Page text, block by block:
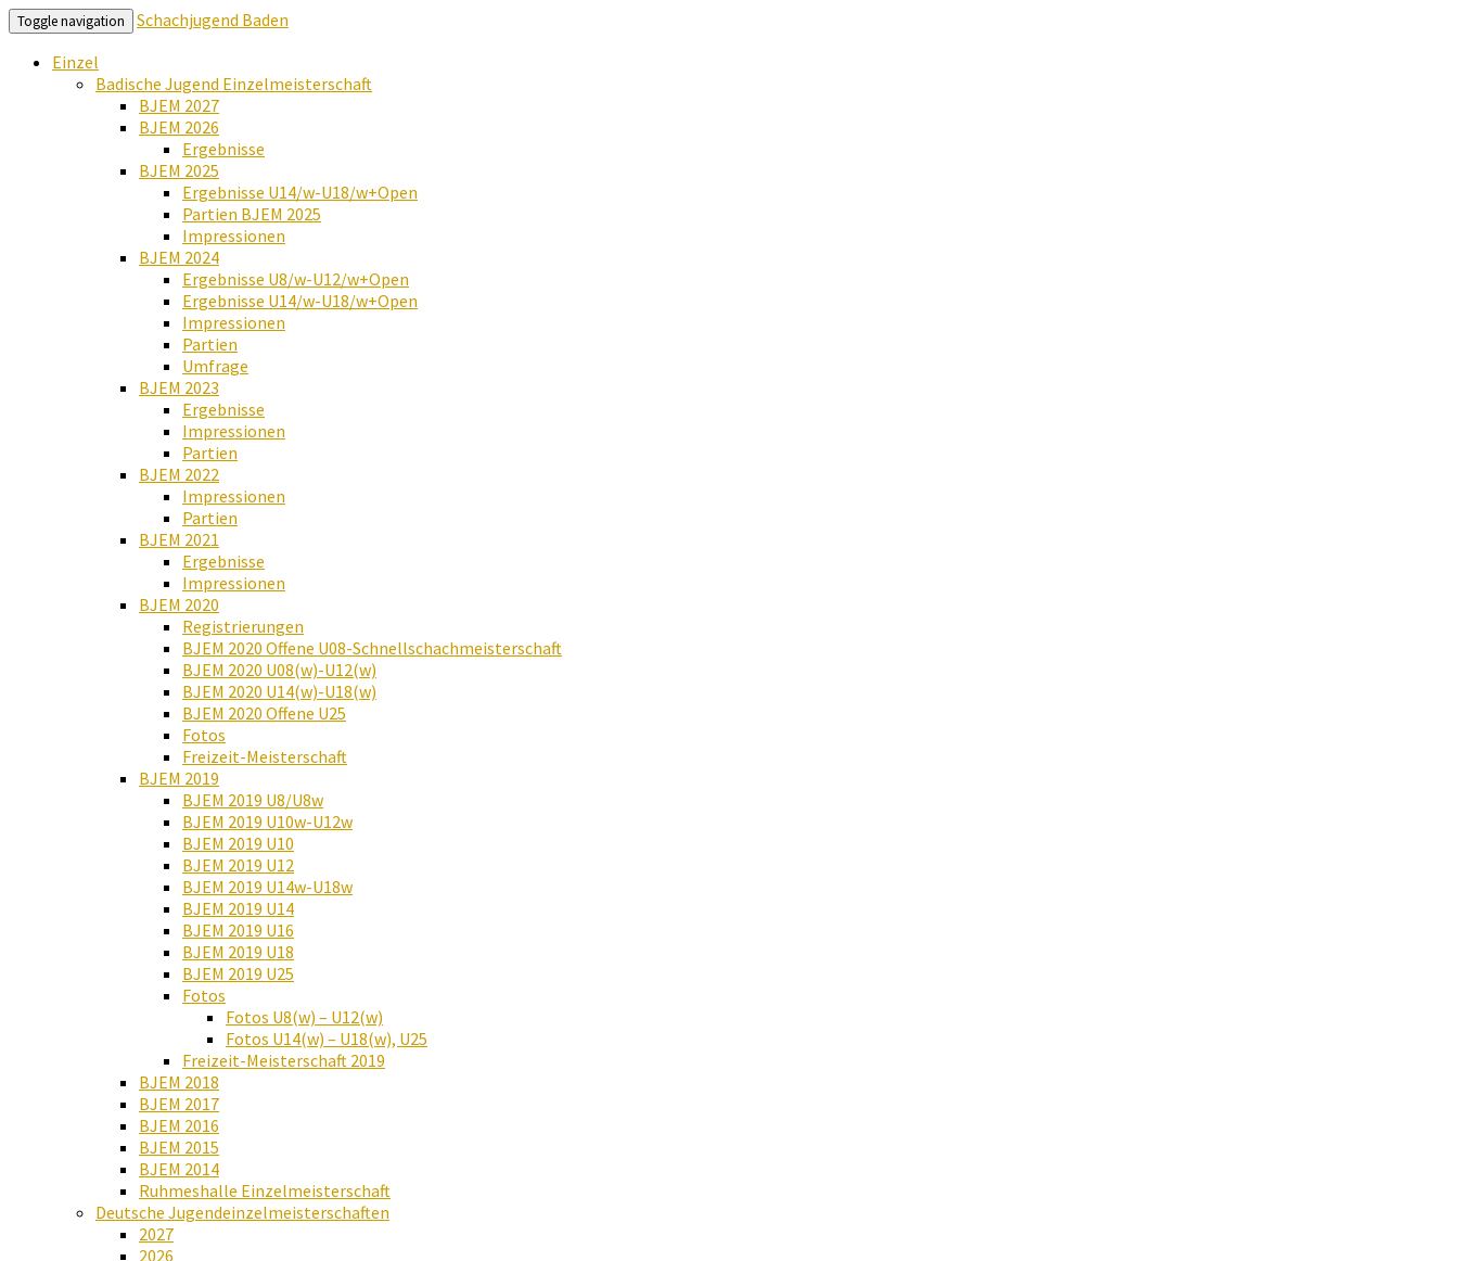
Toggle navigation
Schachjugend Baden
Einzel
Badische Jugend Einzelmeisterschaft
BJEM 2027
BJEM 2026
Ergebnisse
BJEM 2025
Ergebnisse U14/w-U18/w+Open
Partien BJEM 2025
Impressionen
BJEM 2024
Ergebnisse U8/w-U12/w+Open
Ergebnisse U14/w-U18/w+Open
Impressionen
Partien
Umfrage
BJEM 2023
Ergebnisse
Impressionen
Partien
BJEM 2022
Impressionen
Partien
BJEM 2021
Ergebnisse
Impressionen
BJEM 2020
Registrierungen
BJEM 2020 Offene U08-Schnellschachmeisterschaft
BJEM 2020 U08(w)-U12(w)
BJEM 2020 U14(w)-U18(w)
BJEM 2020 Offene U25
Fotos
Freizeit-Meisterschaft
BJEM 2019
BJEM 2019 U8/U8w
BJEM 2019 U10w-U12w
BJEM 2019 U10
BJEM 2019 U12
BJEM 2019 U14w-U18w
BJEM 2019 U14
BJEM 2019 U16
BJEM 2019 U18
BJEM 2019 U25
Fotos
Fotos U8(w) – U12(w)
Fotos U14(w) – U18(w), U25
Freizeit-Meisterschaft 2019
BJEM 2018
BJEM 2017
BJEM 2016
BJEM 2015
BJEM 2014
Ruhmeshalle Einzelmeisterschaft
Deutsche Jugendeinzelmeisterschaften
2027
2026